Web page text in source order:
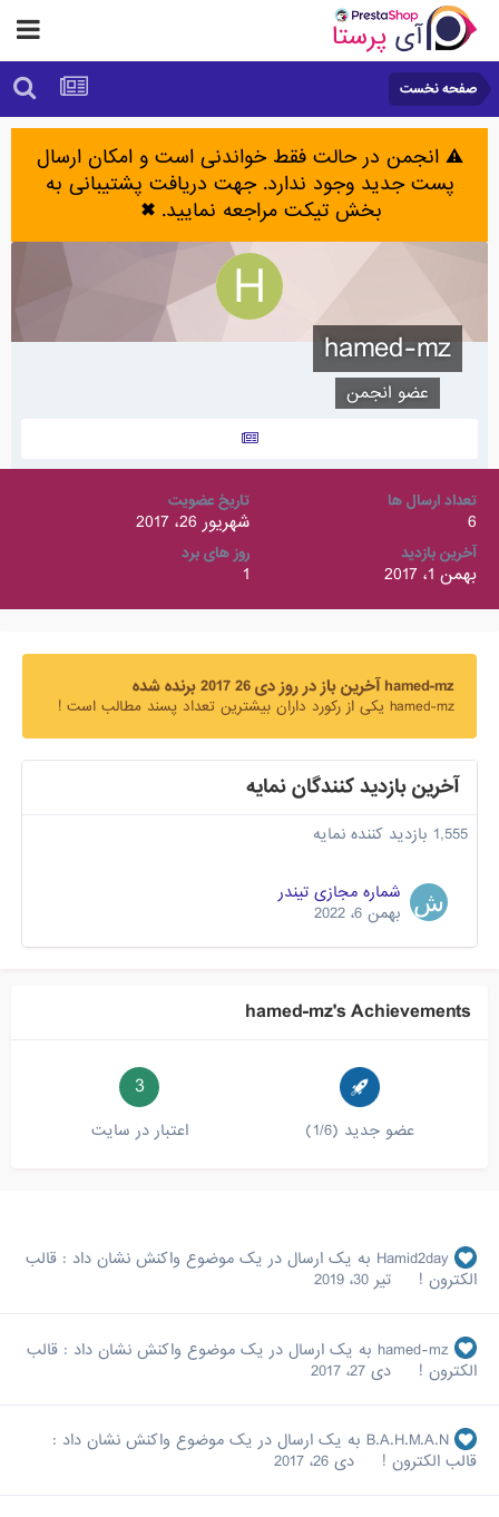
صفحه نخست
⚠️ انجمن در حالت فقط خواندنی است و امکان ارسال
پست جدید وجود ندارد. جهت دریافت پشتیبانی به
بخش تیکت مراجعه نمایید.✖
hamed-mz
عضو انجمن
تعداد ارسال ها
6
تاریخ عضویت
شهریور 26، 2017
آخرین بازدید
بهمن 1، 2017
روز های برد
1
hamed-mz آخرین باز در روز دی 26 2017 برنده شده
hamed-mz یکی از رکورد داران بیشترین تعداد پسند مطالب است !
آخرین بازدید کنندگان نمایه
1,555 بازدید کننده نمایه
شماره مجازی تیندر
بهمن 6، 2022
hamed-mz's Achievements
عضو جدید (1/6)
3
اعتبار در سایت
Hamid2day به یک ارسال در یک موضوع واکنش نشان داد : قالب
الکترون !
تیر 30، 2019
hamed-mz به یک ارسال در یک موضوع واکنش نشان داد : قالب
الکترون !
دی 27، 2017
B.A.H.M.A.N به یک ارسال در یک موضوع واکنش نشان داد :
قالب الکترون !
دی 26، 2017